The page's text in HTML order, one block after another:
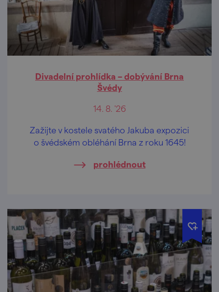
Divadelní prohlídka – dobývání Brna
Švédy
14. 8. '26
Zažijte v kostele svatého Jakuba expozici
o švédském obléhání Brna z roku 1645!
prohlédnout